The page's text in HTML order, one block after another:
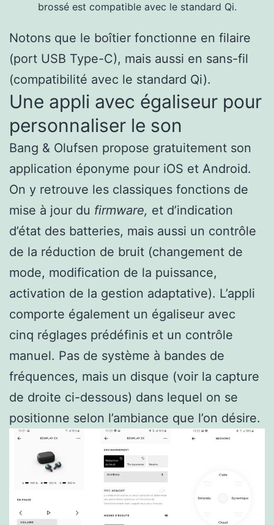
brossé est compatible avec le standard Qi.
Notons que le boîtier fonctionne en filaire
(port USB Type-C), mais aussi en sans-fil
(compatibilité avec le standard Qi).
Une appli avec égaliseur pour
personnaliser le son
Bang & Olufsen propose gratuitement son
application éponyme pour iOS et Android.
On y retrouve les classiques fonctions de
mise à jour du firmware, et d’indication
d’état des batteries, mais aussi un contrôle
de la réduction de bruit (changement de
mode, modification de la puissance,
activation de la gestion adaptative). L’appli
comporte également un égaliseur avec
cinq réglages prédéfinis et un contrôle
manuel. Pas de système à bandes de
fréquences, mais un disque (voir la capture
de droite ci-dessous) dans lequel on se
positionne selon l’ambiance que l’on désire.